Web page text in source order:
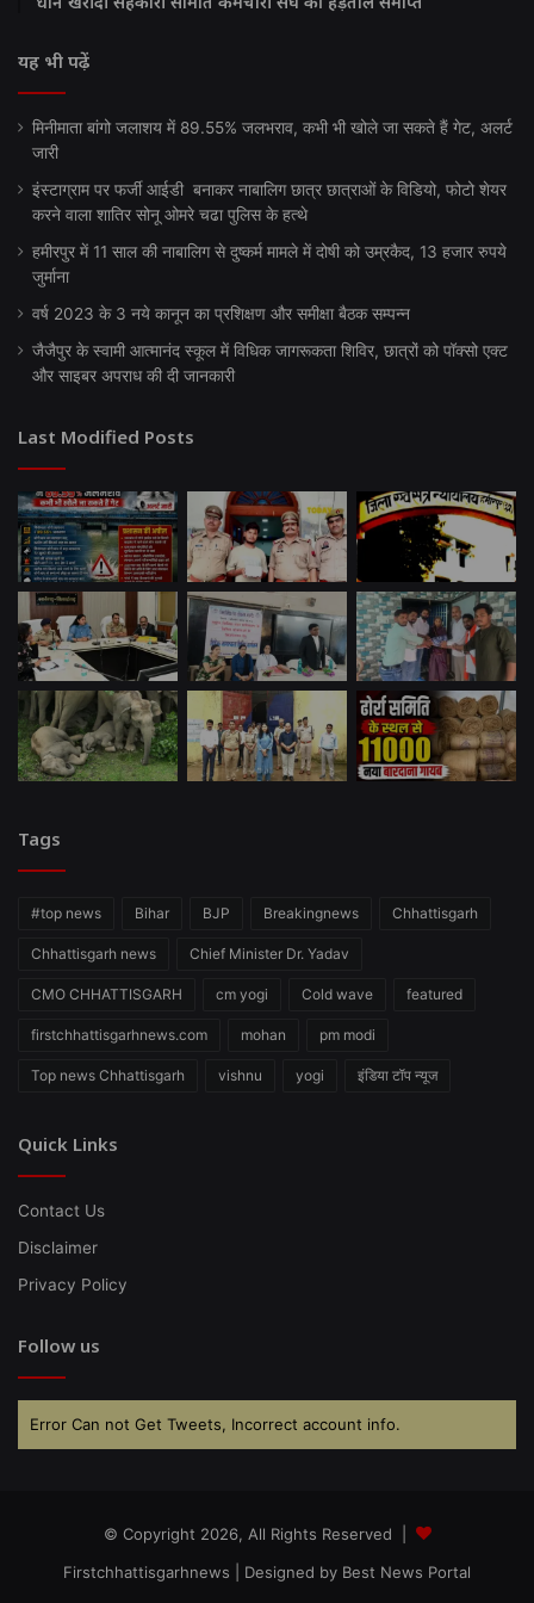
यह भी पढ़ें
मिनीमाता बांगो जलाशय में 89.55% जलभराव, कभी भी खोले जा सकते हैं गेट, अलर्ट
जारी
इंस्टाग्राम पर फर्जी आईडी बनाकर नाबालिग छात्र छात्राओं के विडियो, फोटो शेयर
करने वाला शातिर सोनू ओमरे चढा पुलिस के हत्थे
हमीरपुर में 11 साल की नाबालिग से दुष्कर्म मामले में दोषी को उम्रकैद, 13 हजार रुपये
जुर्माना
वर्ष 2023 के 3 नये कानून का प्रशिक्षण और समीक्षा बैठक सम्पन्न
जैजैपुर के स्वामी आत्मानंद स्कूल में विधिक जागरूकता शिविर, छात्रों को पॉक्सो एक्ट
और साइबर अपराध की दी जानकारी
Last Modified Posts
Tags
#top news Bihar BJP Breakingnews Chhattisgarh
Chhattisgarh news Chief Minister Dr. Yadav
CMO CHHATTISGARH cm yogi Cold wave featured
firstchhattisgarhnews.com mohan pm modi
Top news Chhattisgarh vishnu yogi इंडिया टॉप न्यूज
Quick Links
Contact Us
Disclaimer
Privacy Policy
Follow us
Error Can not Get Tweets, Incorrect account info.
© Copyright 2026, All Rights Reserved |
Firstchhattisgarhnews | Designed by Best News Portal